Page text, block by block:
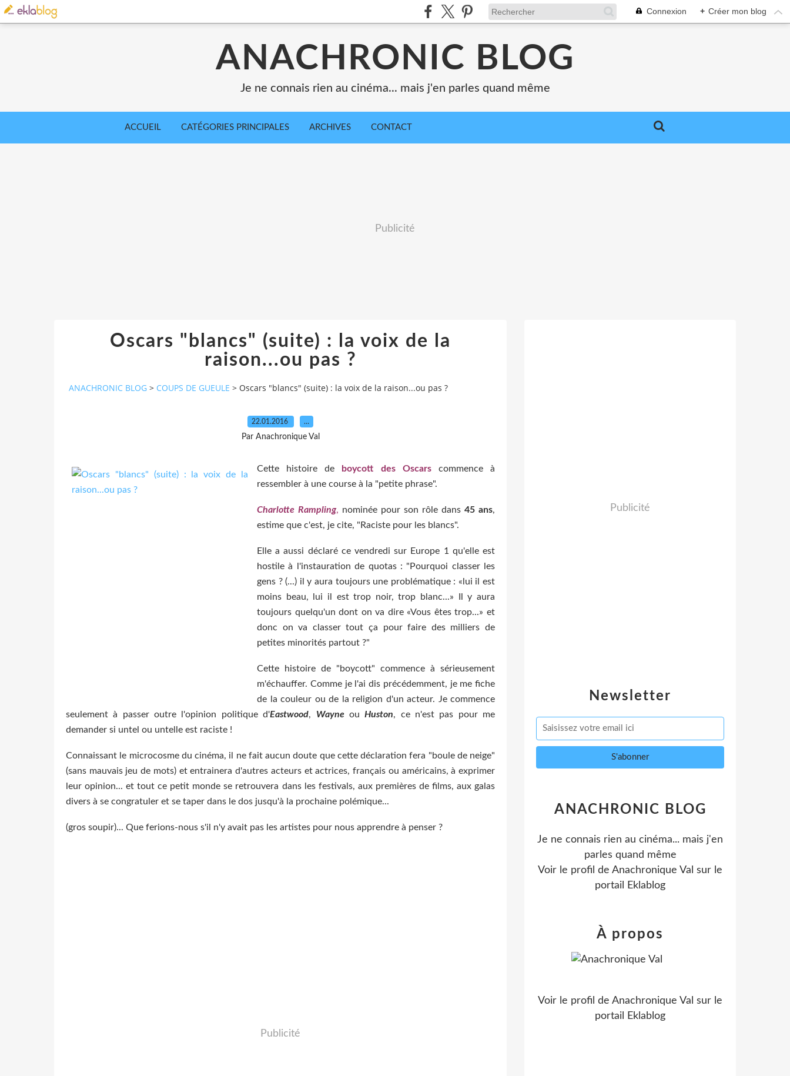
Connexion + Créer mon blog
ANACHRONIC BLOG
Je ne connais rien au cinéma... mais j'en parles quand même
ACCUEIL CATÉGORIES PRINCIPALES ARCHIVES CONTACT
Publicité
Oscars "blancs" (suite) : la voix de la
raison...ou pas ?
ANACHRONIC BLOG > COUPS DE GUEULE > Oscars "blancs" (suite) : la voix de la raison...ou pas ?
22.01.2016 …
Par Anachronique Val
Cette histoire de boycott des Oscarscommence à
ressembler à une course à la "petite phrase".
Charlotte Rampling, nominée pour son rôle dans 45 ans,
estime que c'est, je cite, "Raciste pour les blancs".
Elle a aussi déclaré ce vendredi sur Europe 1 qu'elle est
hostile à l'instauration de quotas : "Pourquoi classer les
gens ? (...) il y aura toujours une problématique : «lui il est
moins beau, lui il est trop noir, trop blanc...» Il y aura
toujours quelqu'un dont on va dire «Vous êtes trop...» et
donc on va classer tout ça pour faire des milliers de
petites minorités partout ?"
Cette histoire de "boycott" commence à sérieusement
m'échauffer. Comme je l'ai dis précédemment, je me fiche
de la couleur ou de la religion d'un acteur. Je commence
seulement à passer outre l'opinion politique d'Eastwood, Wayne ou Huston, ce n'est pas pour me
demander si untel ou untelle est raciste !
Connaissant le microcosme du cinéma, il ne fait aucun doute que cette déclaration fera "boule de neige"
(sans mauvais jeu de mots) et entrainera d'autres acteurs et actrices, français ou américains, à exprimer
leur opinion... et tout ce petit monde se retrouvera dans les festivals, aux premières de films, aux galas
divers à se congratuler et se taper dans le dos jusqu'à la prochaine polémique...
(gros soupir)... Que ferions-nous s'il n'y avait pas les artistes pour nous apprendre à penser ?
Publicité
Newsletter
Publicité
ANACHRONIC BLOG
Je ne connais rien au cinéma... mais j'en
parles quand même
Voir le profil de Anachronique Val sur le
portail Eklablog
À propos
Voir le profil de Anachronique Val sur le
portail Eklablog